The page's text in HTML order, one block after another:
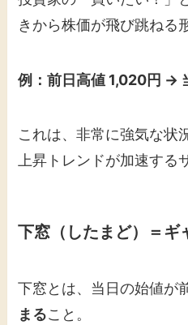
きから株価が飛び跳ねる
例：前日高値 1,020円 →
これは、非常に強気な状
上昇トレンドが加速する
下窓（したまど）＝ギ
下窓とは、当日の始値が
まること。